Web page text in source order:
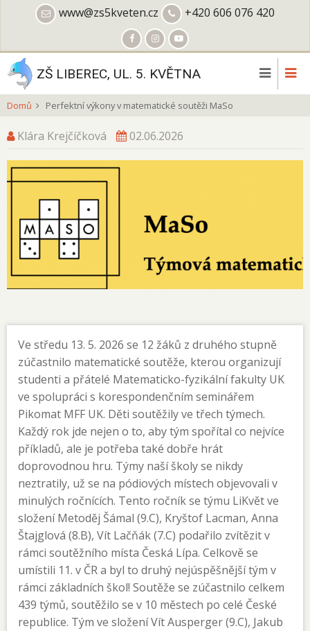
obsahu
www@zs5kveten.cz +420 606 076 420
ZŠ LIBEREC, UL. 5. KVĚTNA
Domů Perfektní výkony v matematické soutěži MaSo
Klára Krejčíčková 02.06.2026
Ve středu 13. 5. 2026 se 12 žáků z druhého stupně
zúčastnilo matematické soutěže, kterou organizují
studenti a přátelé Matematicko-fyzikální fakulty UK
ve spolupráci s korespondenčním seminářem
Pikomat MFF UK. Děti soutěžily ve třech týmech.
Každý rok jde nejen o to, aby tým spořítal co nejvíce
příkladů, ale je potřeba také dobře hrát
doprovodnou hru. Týmy naší školy se nikdy
neztratily, už se na pódiových místech objevovali v
minulých ročnících. Tento ročník se týmu LiKvět ve
složení Metoděj Šámal (9.C), Kryštof Lacman, Anna
Štajglová (8.B), Vít Lačňák (7.C) podařilo zvítězit v
rámci soutěžního místa Česká Lípa. Celkově se
umístili 11. v ČR a byl to druhý nejúspěšnější tým v
rámci základních škol! Soutěže se zúčastnilo celkem
439 týmů, soutěžilo se v 10 městech po celé České
republice. Tým ve složení Vít Ausperger (9.C), Jakub